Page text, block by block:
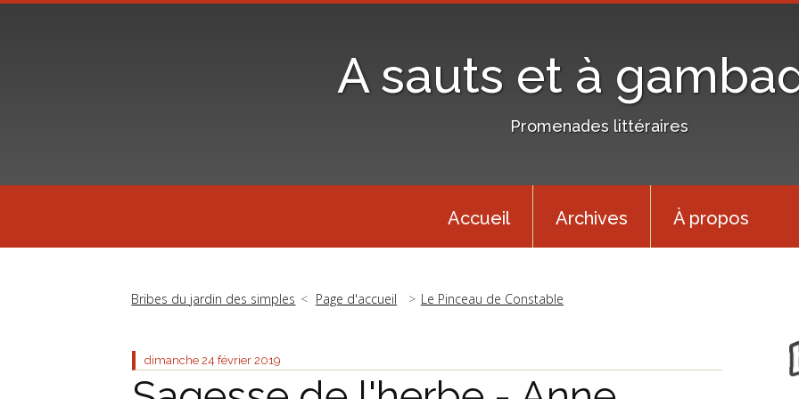
A sauts et à
Promenades littéraires
Accueil Archives À propos
Bribes du jardin des simples Page d'accueil Le Pinceau de Constable
dimanche 24 février 2019